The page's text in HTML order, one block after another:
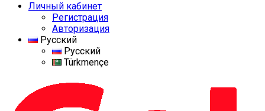
Личный кабинет
Регистрация
Авторизация
Русский
Русский
Türkmençe